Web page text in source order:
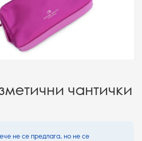
чантички
не се предлага, но не се